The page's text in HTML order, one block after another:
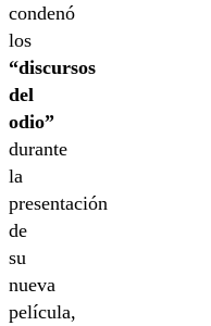
condenó
los
“discursos
del
odio”
durante
la
presentación
de
su
nueva
película,